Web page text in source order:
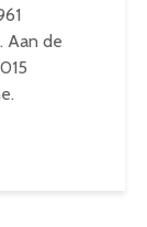
Aan de